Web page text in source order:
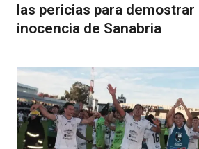
las pericias para demostrar
inocencia de Sanabria